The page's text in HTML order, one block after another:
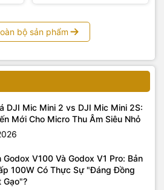
bộ sản phẩm
DJI Mic Mini 2 vs DJI Mic Mini 2S:
Mới Cho Micro Thu Âm Siêu Nhỏ
Godox V100 Và Godox V1 Pro: Bản
100W Có Thực Sự "Đáng Đồng
Gạo"?